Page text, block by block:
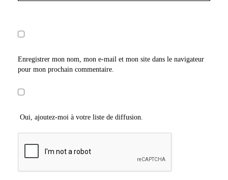
Enregistrer mon nom, mon e-mail et mon site dans le navigateur
pour mon prochain commentaire.
Oui, ajoutez-moi à votre liste de diffusion.